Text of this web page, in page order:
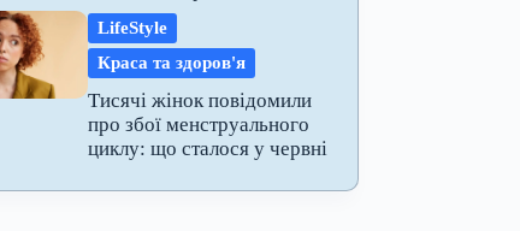
LifeStyle
Краса та здоров'я
Тисячі жінок повідомили
про збої менструального
циклу: що сталося у червні